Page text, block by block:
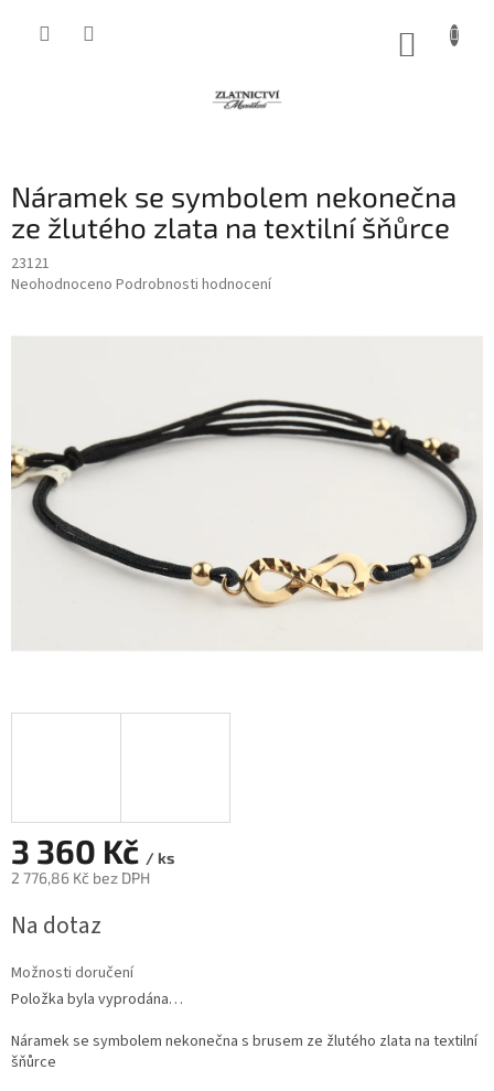
Náramek se symbolem nekonečna
ze žlutého zlata na textilní šňůrce
23121
Průměrné
Neohodnoceno Podrobnosti hodnocení
3 360 Kč / ks
2 776,86 Kč bez DPH
cena:
Na dotaz
Možnosti doručení
Položka byla vyprodána…
Náramek se symbolem nekonečna s brusem ze žlutého zlata na textilní
šňůrce